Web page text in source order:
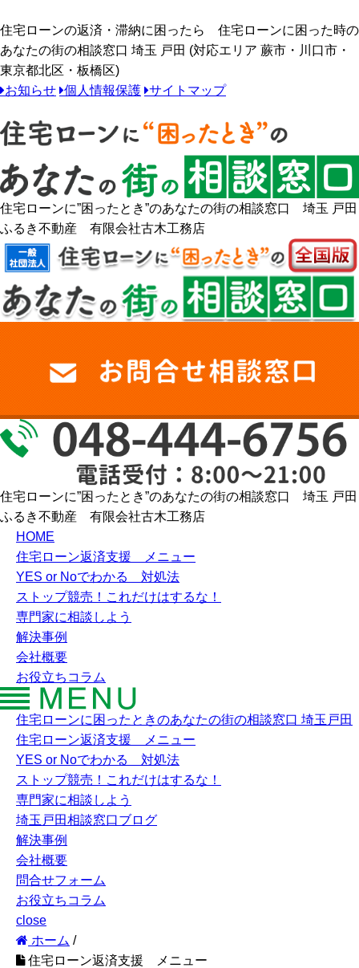
住宅ローンの返済・滞納に困ったら 住宅ローンに困った時の
あなたの街の相談窓口 埼玉 戸田 (対応エリア 蕨市・川口市・
東京都北区・板橋区)
お知らせ 個人情報保護 サイトマップ
住宅ローンに”困ったとき”のあなたの街の相談窓口 埼玉 戸田
ふるき不動産 有限会社古木工務店
住宅ローンに”困ったとき”のあなたの街の相談窓口 埼玉 戸田
ふるき不動産 有限会社古木工務店
HOME
住宅ローン返済支援 メニュー
YES or Noでわかる 対処法
ストップ競売！これだけはするな！
専門家に相談しよう
解決事例
会社概要
お役立ちコラム
住宅ローンに困ったときのあなたの街の相談窓口 埼玉戸田
住宅ローン返済支援 メニュー
YES or Noでわかる 対処法
ストップ競売！これだけはするな！
専門家に相談しよう
埼玉戸田相談窓口ブログ
解決事例
会社概要
問合せフォーム
お役立ちコラム
close
ホーム /
住宅ローン返済支援 メニュー